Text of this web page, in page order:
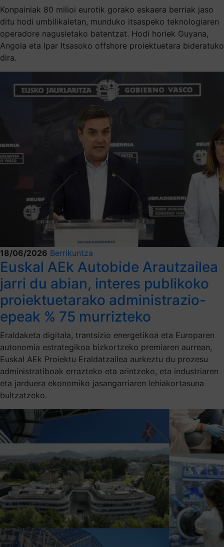
Konpainiak 80 milioi eurotik gorako eskaera berriak jaso
ditu hodi umbilikaletan, munduko itsaspeko teknologiaren
operadore nagusietako batentzat. Hodi horiek Guyana,
Angola eta Ipar Itsasoko offshore proiektuetara bideratuko
dira.
18/06/2026 Berrikuntza
Euskal AEk Autobide Arautzailea
jarri du abian, interes publikoko
proiektuetarako administrazio-
epeak % 75 murrizteko
Eraldaketa digitala, trantsizio energetikoa eta Europaren
autonomia estrategikoa bizkortzeko premiaren aurrean,
Euskal AEk Proiektu Eraldatzailea aurkeztu du prozesu
administratiboak errazteko eta arintzeko, eta industriaren
eta jarduera ekonomiko jasangarriaren lehiakortasuna
bultzatzeko.